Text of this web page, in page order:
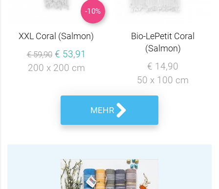
-10%
XXL Coral (Salmon)
€ 59,90 € 53,91
200 x 200 cm
Bio-LePetit Coral
(Salmon)
€ 14,90
50 x 100 cm
MEHR